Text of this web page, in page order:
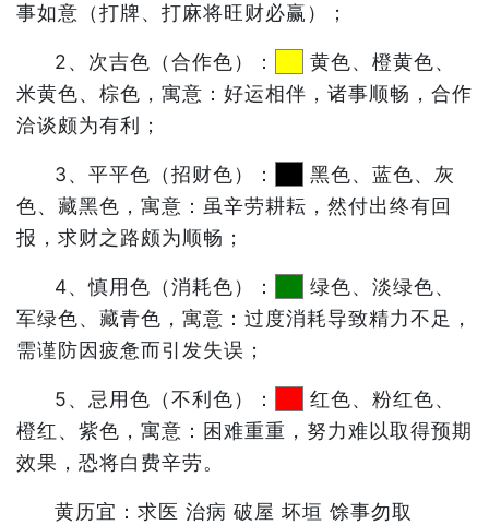
事如意（打牌、打麻将旺财必赢）；
2、次吉色（合作色）：
黄色、橙黄色、
米黄色、棕色，寓意：好运相伴，诸事顺畅，合作
洽谈颇为有利；
3、平平色（招财色）：
黑色、蓝色、灰
色、藏黑色，寓意：虽辛劳耕耘，然付出终有回
报，求财之路颇为顺畅；
4、慎用色（消耗色）：
绿色、淡绿色、
军绿色、藏青色，寓意：过度消耗导致精力不足，
需谨防因疲惫而引发失误；
5、忌用色（不利色）：
红色、粉红色、
橙红、紫色，寓意：困难重重，努力难以取得预期
效果，恐将白费辛劳。
黄历宜：求医 治病 破屋 坏垣 馀事勿取